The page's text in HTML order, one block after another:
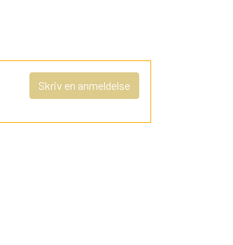
Skriv en anmeldelse